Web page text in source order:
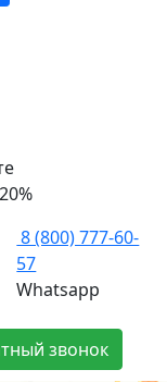
8 (800) 777-60-
57
Whatsapp
звонок